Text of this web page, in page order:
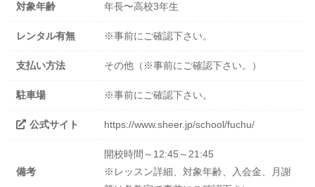
対象年齢 年長〜高校3年生
レンタル有無 ※事前にご確認下さい。
支払い方法 その他（※事前にご確認下さい。）
駐車場 ※事前にご確認下さい。
公式サイト https://www.sheer.jp/school/fuchu/
備考
開校時間～12:45～21:45
※レッスン詳細、対象年齢、入会金、月謝